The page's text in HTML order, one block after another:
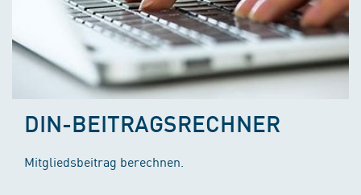
DIN-BEITRAGSRECHNER
Mitgliedsbeitrag berechnen.